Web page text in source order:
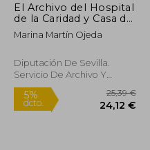
El Archivo del Hospital
de la Caridad y Casa de
Niños Expósitos de
Écija: 20 (Archivos
Marina Martín Ojeda
Diputación De Sevilla.
Servicio De Archivo Y
Publicaciones, 2021, 1
Edición, Tapa Blanda,
Nuevo